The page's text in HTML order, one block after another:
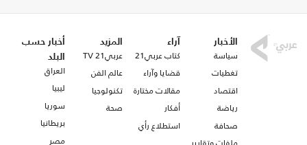
الأخبار
سياسة
تغطيات
اقتصاد
رياضة
صحافة
آراء
كتاب عربي21
قضايا وآراء
مقالات مختارة
أفكار
استطلاع رأي
المزيد
عربي21 TV
عالم الفن
تكنولوجيا
صحة
أخبار حسب
البلد
العراق
ليبيا
سوريا
بريطانيا
مصر